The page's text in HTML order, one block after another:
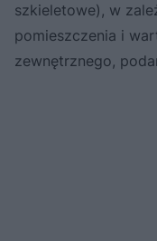
szkieletowe), w
pomieszczenia i
zewnętrznego,